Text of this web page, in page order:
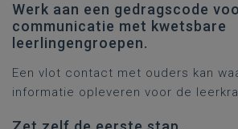
Werk aan een gedragscode
communicatie met kwetsbare
leerlingengroepen.
Een vlot contact met ouders kan
informatie opleveren voor de